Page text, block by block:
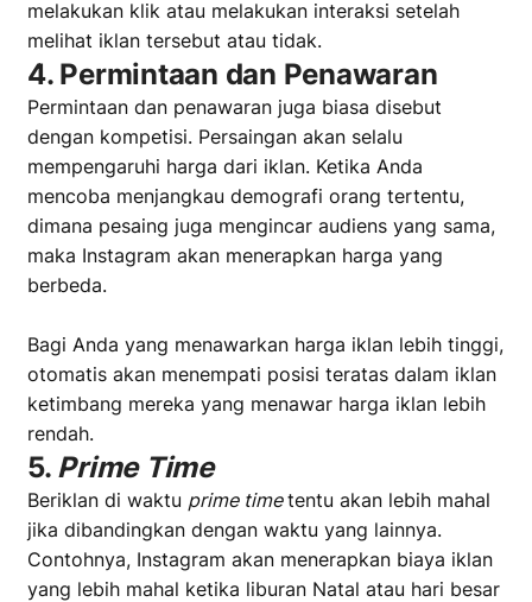
melakukan klik atau melakukan interaksi setelah
melihat iklan tersebut atau tidak.
4. Permintaan dan Penawaran
Permintaan dan penawaran juga biasa disebut
dengan kompetisi. Persaingan akan selalu
mempengaruhi harga dari iklan. Ketika Anda
mencoba menjangkau demografi orang tertentu,
dimana pesaing juga mengincar audiens yang sama,
maka Instagram akan menerapkan harga yang
berbeda.
Bagi Anda yang menawarkan harga iklan lebih tinggi,
otomatis akan menempati posisi teratas dalam iklan
ketimbang mereka yang menawar harga iklan lebih
rendah.
5. Prime Time
Beriklan di waktu prime timetentu akan lebih mahal
jika dibandingkan dengan waktu yang lainnya.
Contohnya, Instagram akan menerapkan biaya iklan
yang lebih mahal ketika liburan Natal atau hari besar